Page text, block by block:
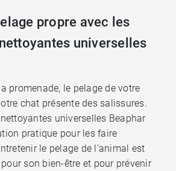
propre avec les
universelles
promenade, le pelage de votre
chat présente des salissures.
universelles Beaphar
pratique pour les faire
le pelage de l'animal est
son bien-être et pour prévenir